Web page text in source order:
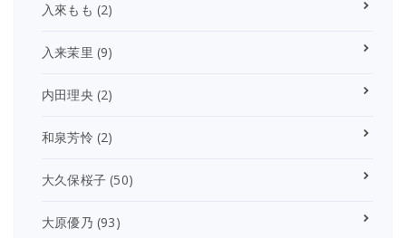
入來もも (2)
入来茉里 (9)
内田理央 (2)
和泉芳怜 (2)
大久保桜子 (50)
大原優乃 (93)